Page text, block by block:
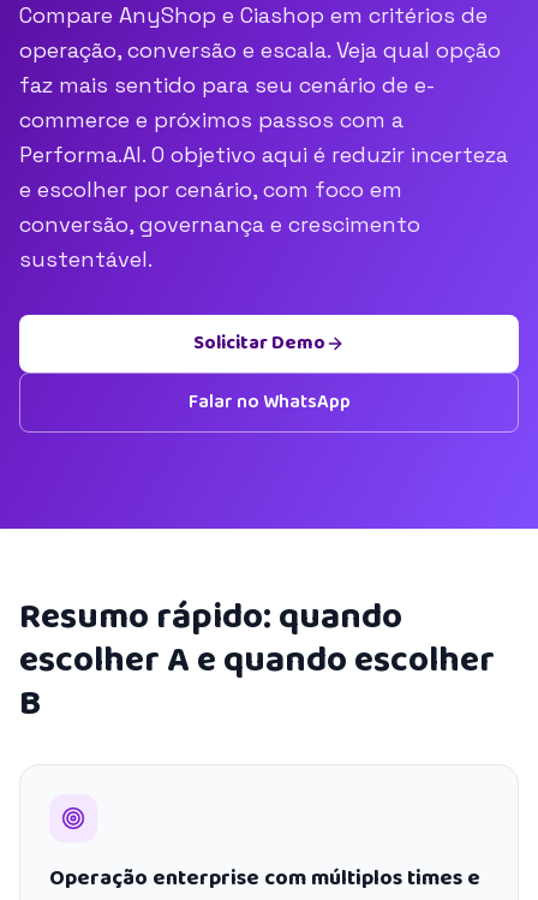
Compare AnyShop e Ciashop em critérios de
operação, conversão e escala. Veja qual opção
faz mais sentido para seu cenário de e-
commerce e próximos passos com a
Performa.AI. O objetivo aqui é reduzir incerteza
e escolher por cenário, com foco em
conversão, governança e crescimento
sustentável.
Solicitar Demo
Falar no WhatsApp
Resumo rápido: quando
escolher A e quando escolher
B
Operação enterprise com múltiplos times e